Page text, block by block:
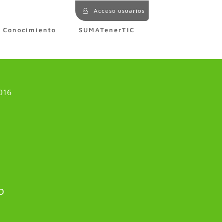
Acceso usuarios
Conocimiento SUMATenerTIC